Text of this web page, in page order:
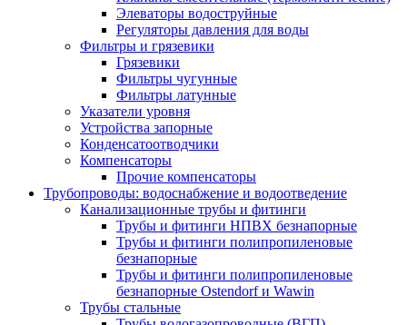
Элеваторы водоструйные
Регуляторы давления для воды
Фильтры и грязевики
Грязевики
Фильтры чугунные
Фильтры латунные
Указатели уровня
Устройства запорные
Конденсатоотводчики
Компенсаторы
Прочие компенсаторы
Трубопроводы: водоснабжение и водоотведение
Канализационные трубы и фитинги
Трубы и фитинги НПВХ безнапорные
Трубы и фитинги полипропиленовые
безнапорные
Трубы и фитинги полипропиленовые
безнапорные Ostendorf и Wawin
Трубы стальные